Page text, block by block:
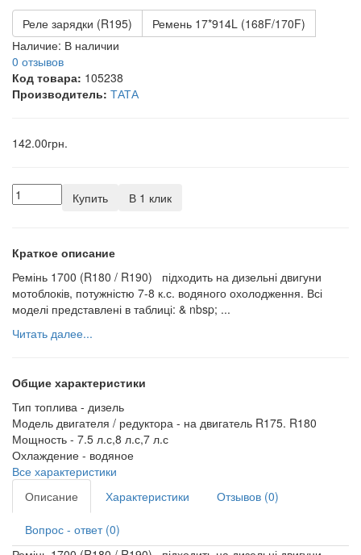
Реле зарядки (R195)
Ремень 17*914L (168F/170F)
Наличие: В наличии
0 отзывов
Код товара: 105238
Производитель: ТАТА
142.00грн.
Купить В 1 клик
Краткое описание
Ремінь 1700 (R180 / R190) підходить на дизельні двигуни
мотоблоків, потужністю 7-8 к.с. водяного охолодження. Всі
моделі представлені в таблиці: & nbsp; ...
Читать далее...
Общие характеристики
Тип топлива - дизель
Модель двигателя / редуктора - на двигатель R175. R180
Мощность - 7.5 л.с,8 л.с,7 л.с
Охлаждение - водяное
Все характеристики
Описание
Характеристики Отзывов (0)
Вопрос - ответ (0)